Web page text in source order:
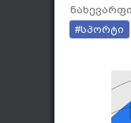
#სპორტი